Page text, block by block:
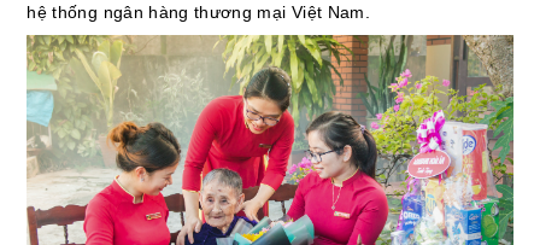
hệ thống ngân hàng thương mại Việt Nam.